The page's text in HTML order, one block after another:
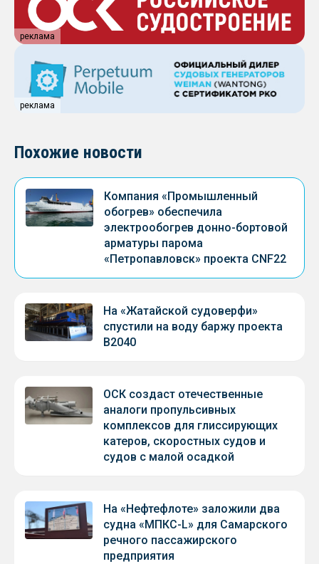
реклама
реклама
Похожие новости
Компания «Промышленный
обогрев» обеспечила
электрообогрев донно-бортовой
арматуры парома
«Петропавловск» проекта CNF22
На «Жатайской судоверфи»
спустили на воду баржу проекта
В2040
ОСК создаст отечественные
аналоги пропульсивных
комплексов для глиссирующих
катеров, скоростных судов и
судов с малой осадкой
На «Нефтефлоте» заложили два
судна «МПКС-L» для Самарского
речного пассажирского
предприятия